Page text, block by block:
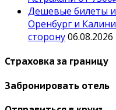
Дешевые билеты
Оренбург и
сторону06.08.2026
Страховка за границу
Забронировать отель